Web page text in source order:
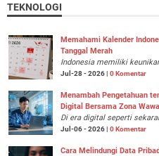
TEKNOLOGI
Memahami Kalender
Tanggal Merah
Indonesia memiliki
Jul-28 - 2026 | 0 Komentar
Menambah Pengetahuan
Digital Bersama Zona
Di era digital seperti
Jul-06 - 2026 | 0 Komentar
Cara Melindungi Data